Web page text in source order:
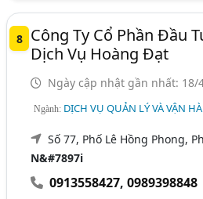
8
Công Ty Cổ Phần Đầu
Dịch Vụ Hoàng Đạt
Ngày cập nhật gần nhất: 18/
Ngành: DỊCH VỤ QUẢN LÝ VÀ VẬN
Số 77, Phố Lê Hồng Phong,
N&#7897i
0913558427,0989398848